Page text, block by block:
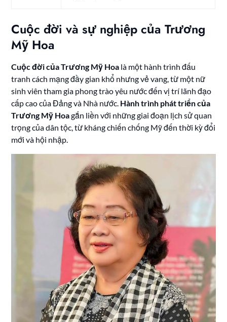
Cuộc đời và sự nghiệp của Trương
Mỹ Hoa
Cuộc đời của Trương Mỹ Hoa là một hành trình đấu
tranh cách mạng đầy gian khổ nhưng vẻ vang, từ một nữ
sinh viên tham gia phong trào yêu nước đến vị trí lãnh đạo
cấp cao của Đảng và Nhà nước. Hành trình phát triển của
Trương Mỹ Hoagắn liền với những giai đoạn lịch sử quan
trọng của dân tộc, từ kháng chiến chống Mỹ đến thời kỳ đổi
mới và hội nhập.